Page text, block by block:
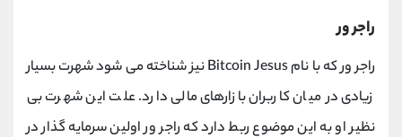
راجر ور
راجر ور که با نامBitcoin Jesusنیز شناخته می ‌شود شهرت بسیار
زیادی در میان کاربران بازارهای مالی دارد. علت این شهرت بی
نظیر او به این موضوع ربط دارد که راجر ور اولین سرمایه ‌گذار در